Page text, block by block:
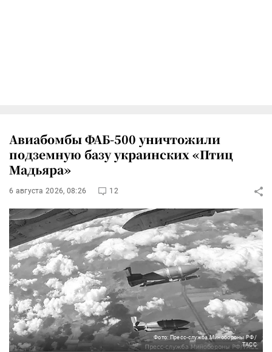
Авиабомбы ФАБ-500 уничтожили
подземную базу украинских «Птиц
Мадьяра»
6 августа 2026, 08:26 12
Фото: Пресс-служба Минобороны РФ/
ТАСС